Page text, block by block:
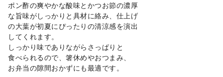
ポン酢の爽やかな酸味とかつお節の濃厚
な旨味がしっかりと具材に絡み、仕上げ
の大葉が初夏にぴったりの清涼感を演出
してくれます。
しっかり味でありながらさっぱりと
食べられるので、箸休めやおつまみ、
お弁当の隙間おかずにも最適です。